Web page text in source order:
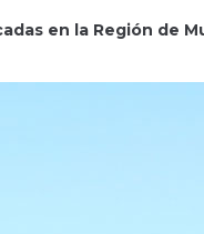
en la Región de